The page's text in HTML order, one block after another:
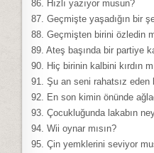
86. Hızlı yazıyor musun?
87. Geçmişte yaşadığın bir
88. Geçmişten birini özledin
89. Ateş başında bir partiye
90. Hiç birinin kalbini kırdın
91. Şu an seni rahatsız eden
92. En son kimin önünde
93. Çocukluğunda lakabın
94. Wii oynar mısın?
95. Çin yemklerini seviyor